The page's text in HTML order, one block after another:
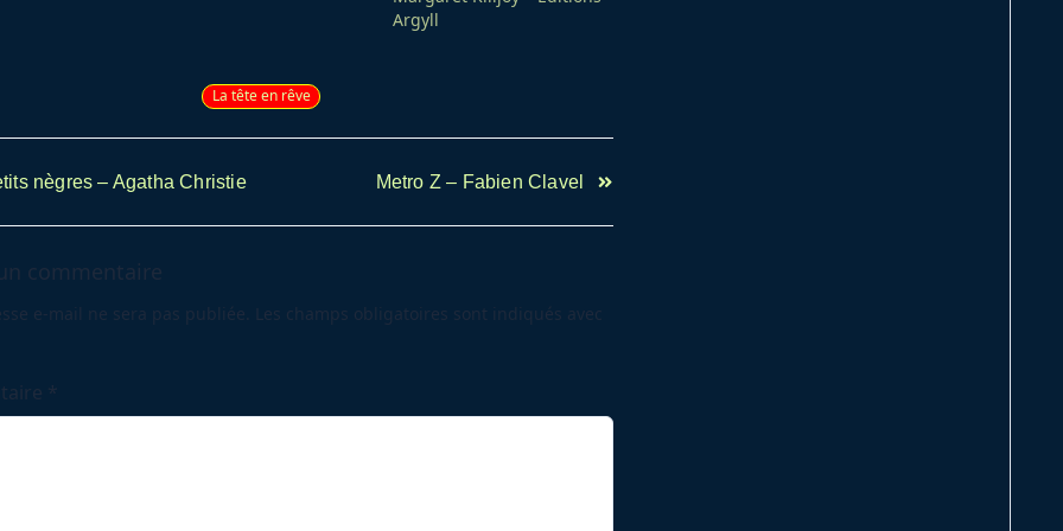
Elle écrit naturellement
l’Imaginaire provoquant
Argyll
La tête en rêve
span>
nègres – Agatha Christie Metro Z – Fabien Clavel
commentaire
e-mail ne sera pas publiée.
Les champs obligatoires sont indiqués avec
*